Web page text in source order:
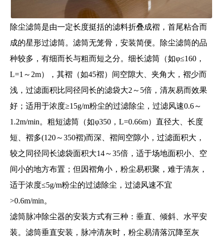
除尘滤筒是由一定长度挺括的滤料折叠成褶，首尾粘合而
成的星形过滤筒。滤筒无笼骨，安装简便。除尘滤筒的品
种较多，有细而长与粗而短之分。细长滤筒（如φ≤160，
L=1～2m），其褶（如45褶）间空隙大、夹角大，褶少而
浅，过滤面积比同径同长的滤袋大2～5倍，清灰易而效果
好；适用于浓度≥15g/m粉尘的过滤除尘，过滤风速0.6～
1.2m/min。粗短滤筒（如φ350，L=0.66m）直径大、长度
短、褶多(120～350褶)而深、褶间空隙小，过滤面积大，
较之同径同长滤袋面积大14～35倍，适于场地面积小、空
间小的地方布置；但因褶角小，粉尘易积聚，难于清灰，
适于浓度≤5g/m粉尘的过滤除尘，过滤风速不宜
>0.6m/min。
滤筒脉冲除尘器的安装方式有三种：垂直、倾斜、水平安
装。滤筒垂直安装，脉冲清灰时，粉尘易清落沉降至灰